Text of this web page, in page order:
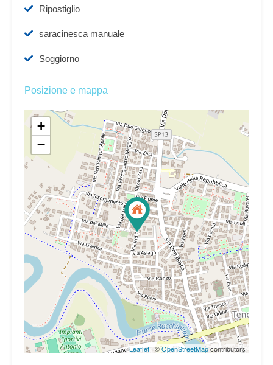
Ripostiglio
saracinesca manuale
Soggiorno
Posizione e mappa
+
−
Leaflet | ©OpenStreetMapcontributors